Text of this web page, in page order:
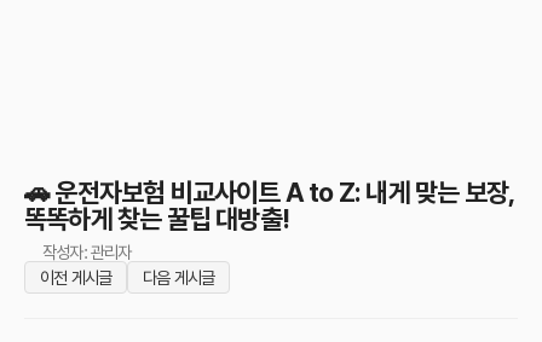
🚗 운전자보험 비교사이트 A to Z: 내게 맞는 보장,
똑똑하게 찾는 꿀팁 대방출!
작성자: 관리자
이전 게시글
다음 게시글